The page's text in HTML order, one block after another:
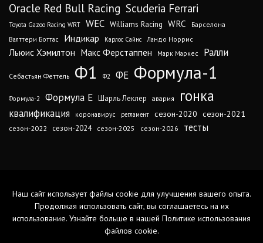
Oracle Red Bull Racing Scuderia Ferrari
Toyota Gazoo Racing WRT WEC Williams Racing WRC
Барселона
Валттери Боттас
Индикар Карлос Сайнс Ландо Норрис
Льюис Хэмилтон Макс Ферстаппен Марк Маркес Ралли
Себастьян Феттель Ф1 Ф2 ФЕ Формула-1
Формула-2 Формула Е Шарль Леклер авария гонка
квалификация коронавирус регламент сезон-2020 сезон-2021
сезон-2022 сезон-2024 сезон-2025 сезон-2026 тесты
Наш сайт использует файлы cookie для улучшения вашего опыта.
Продолжая использовать сайт, вы соглашаетесь на их
использование. Узнайте больше в нашей Политике использования
файлов cookie.